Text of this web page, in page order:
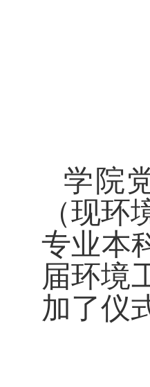
学院
（现
专业本
届环境
加了仪